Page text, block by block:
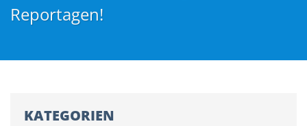
Reportagen!
KATEGORIEN